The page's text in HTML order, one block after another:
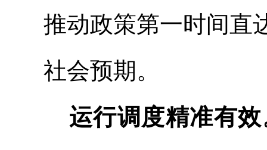
推动政策第一时间直
社会预期。
运行调度精准有